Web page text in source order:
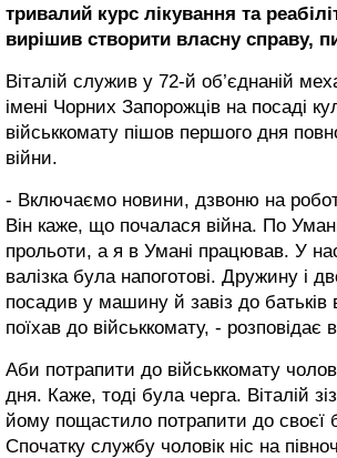
тривалий курс лікування та
вирішив створити власну справу,
Віталій служив у 72-й об’єднаній
імені Чорних Запорожців на посаді
військкомату пішов першого дня
війни.
- Включаємо новини, дзвоню на
Він каже, що почалася війна. По
прольоти, а я в Умані працював. У
валізка була напоготові. Дружину і
посадив у машину й завіз до
поїхав до військкомату, - розповідає
Аби потрапити до військкомату
дня. Каже, тоді була черга. Віталій
йому пощастило потрапити до своєї
Спочатку службу чоловік ніс на